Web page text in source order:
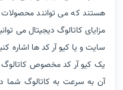
هستند که می توانند محصولات
مزایای کاتالوگ دیجیتال می
سایت و یا کیو آر کد ها اشاره
یک کیو آر کد مخصوص کاتالوگ
آن به سرعت به کاتالوگ شما